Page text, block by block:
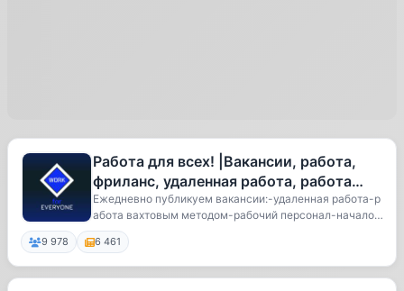
Работа для всех! |Вакансии, работа,
фриланс, удаленная работа, работа
вахтой
Ежедневно публикуем вакансии:-удаленная работа-р
абота вахтовым методом-рабочий персонал-начало к
а...
9 978 6 461